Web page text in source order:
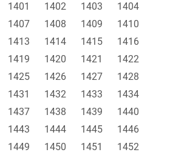
1401 1402 1403
1404
1407 1408 1409
1410
1413 1414 1415
1416
1419 1420 1421
1422
1425 1426 1427
1428
1431 1432 1433
1434
1437 1438 1439
1440
1443 1444 1445
1446
1449 1450 1451
1452